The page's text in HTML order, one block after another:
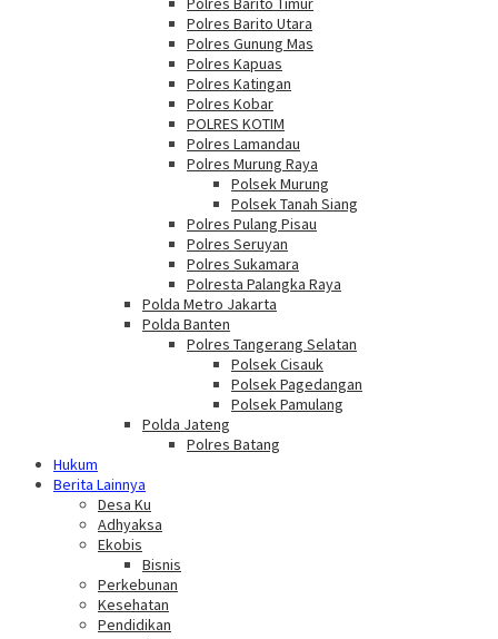
Polres Barito Utara
Polres Gunung Mas
Polres Kapuas
Polres Katingan
Polres Kobar
POLRES KOTIM
Polres Lamandau
Polres Murung Raya
Polsek Murung
Polsek Tanah Siang
Polres Pulang Pisau
Polres Seruyan
Polres Sukamara
Polresta Palangka Raya
Polda Metro Jakarta
Polda Banten
Polres Tangerang Selatan
Polsek Cisauk
Polsek Pagedangan
Polsek Pamulang
Polda Jateng
Polres Batang
Hukum
Berita Lainnya
Desa Ku
Adhyaksa
Ekobis
Bisnis
Perkebunan
Kesehatan
Pendidikan